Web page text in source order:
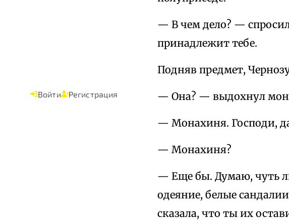
Войти Регистрация
— В чем дело? — спросил
принадлежит тебе.
Подняв предмет,
— Она? — выдохнул
— Монахиня. Господи,
— Монахиня?
— Еще бы. Думаю, чуть
одеяние, белые
сказала, что ты их